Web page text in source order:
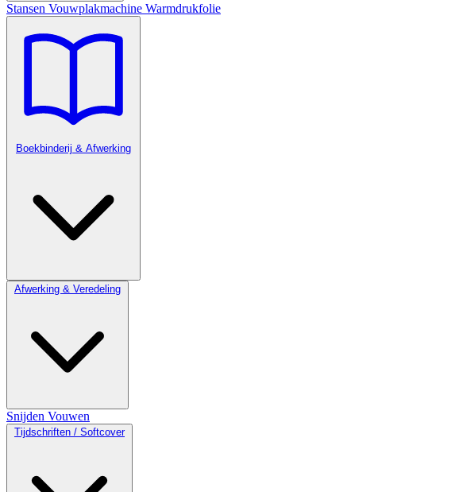
Stansen Vouwplakmachine Warmdrukfolie
Boekbinderij & Afwerking
Afwerking & Veredeling
Snijden Vouwen
Tijdschriften / Softcover